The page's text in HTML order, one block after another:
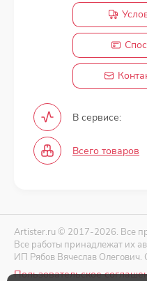
В сервисе:
Всего товаров
Artister.ru © 2017-2026. Все
Все работы принадлежат их
ИП Рябов Вячеслав
Пользовательское